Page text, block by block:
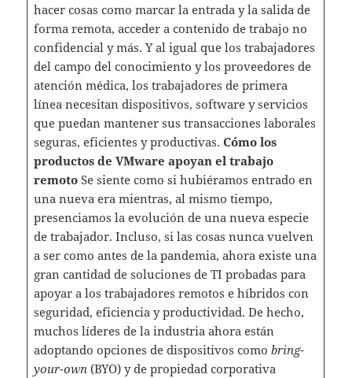
hacer cosas como marcar la entrada y la salida de
forma remota, acceder a contenido de trabajo no
confidencial y más. Y al igual que los trabajadores
del campo del conocimiento y los proveedores de
atención médica, los trabajadores de primera
línea necesitan dispositivos, software y servicios
que puedan mantener sus transacciones laborales
seguras, eficientes y productivas. Cómo los
productos de VMware apoyan el trabajo
remotoSe siente como si hubiéramos entrado en
una nueva era mientras, al mismo tiempo,
presenciamos la evolución de una nueva especie
de trabajador. Incluso, si las cosas nunca vuelven
a ser como antes de la pandemia, ahora existe una
gran cantidad de soluciones de TI probadas para
apoyar a los trabajadores remotos e híbridos con
seguridad, eficiencia y productividad. De hecho,
muchos líderes de la industria ahora están
adoptando opciones de dispositivos como bring-
your-own (BYO) y de propiedad corporativa